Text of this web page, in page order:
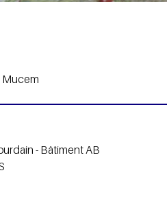
Mucem
- Bâtiment AB